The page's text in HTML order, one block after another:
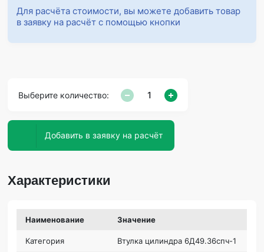
Для расчёта стоимости, вы можете добавить товар
в заявку на расчёт с помощью кнопки
Выберите количество:
Добавить в заявку на расчёт
Характеристики
Наименование Значение
Категория Втулка цилиндра 6Д49.36спч-1